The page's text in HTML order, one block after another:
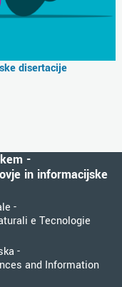
disertacije
-
in informacijske
-
e Tecnologie
-
and Information